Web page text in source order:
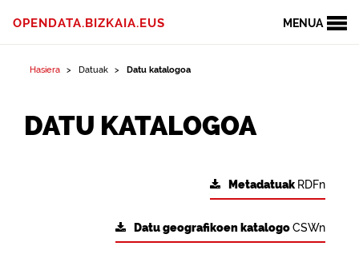
MENUA
OPENDATA.BIZKAIA.EUS
Hasiera Datuak Datu katalogoa
DATU KATALOGOA
Metadatuak RDFn
Datu geografikoen katalogoCSWn